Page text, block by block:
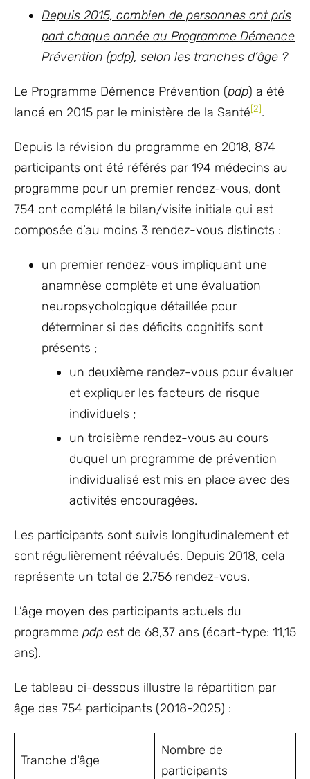
Depuis 2015, combien de personnes ont pris
part chaque année au Programme Démence
Prévention (pdp), selon les tranches d’âge ?
Le Programme Démence Prévention (pdp) a été
lancé en 2015 par le ministère de la Santé[2].
Depuis la révision du programme en 2018, 874
participants ont été référés par 194 médecins au
programme pour un premier rendez-vous, dont
754 ont complété le bilan/visite initiale qui est
composée d’au moins 3 rendez-vous distincts :
un premier rendez-vous impliquant une
anamnèse complète et une évaluation
neuropsychologique détaillée pour
déterminer si des déficits cognitifs sont
présents ;
un deuxième rendez-vous pour évaluer
et expliquer les facteurs de risque
individuels ;
un troisième rendez-vous au cours
duquel un programme de prévention
individualisé est mis en place avec des
activités encouragées.
Les participants sont suivis longitudinalement et
sont régulièrement réévalués. Depuis 2018, cela
représente un total de 2.756 rendez-vous.
L’âge moyen des participants actuels du
programme pdp est de 68,37 ans (écart-type: 11,15
ans).
Le tableau ci-dessous illustre la répartition par
âge des 754 participants (2018-2025) :
Tranche d‘âge
Nombre de
participants